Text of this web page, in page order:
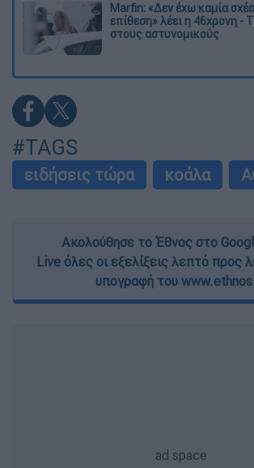
Marfin: «Δεν έχω καμία
επίθεση» λέει η 46χρονη -
στους αστυνομικούς
#TAGS
ειδήσεις τώρα κοάλα
Ακολούθησε το Έθνος στο
Live όλες οι εξελίξεις λεπτό προς
υπογραφή του